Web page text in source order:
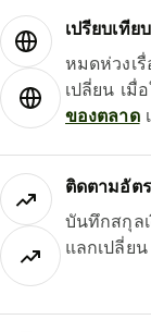
เปรียบเที
หมดห่วงเ
เปลี่ยน เมื่
ของตลาด
ติดตามอัต
บันทึกสกุล
แลกเปลี่ยน